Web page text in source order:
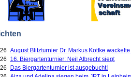
August Blitzturnier Dr. Markus Kottke
16. Biergartenturnier: Neil Albrecht siegt
Das Biergartenturnier ist ausgebucht!